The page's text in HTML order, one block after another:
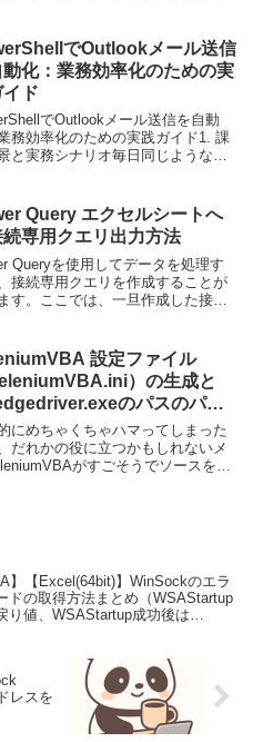
でOutlookメール送信
動化：業務効率化のための実
ド
でOutlookメール送信を自動
務効率化のための実践ガイド1. 課
と実務シナリオ毎日同じような内
日報送信、顧客への定期報告、社
Query エクセルシートへ
専用クエリ出力方法
Queryを使用してデータを処理す
接続専用クエリを作成することが
す。ここでは、一旦作成した接続
エディターを開くExcelで...
設定ファイル
）の生成と
のパスのパス
法等
にめちゃくちゃハマってしまった
だれかの役に立つかもしれないメ
がすごそうでソースを眺
】【Excel(64bit)】WinSockのエラ
ドの取得方法まとめ（WSAStartup
り値、WSAStartup成功後は
レスを